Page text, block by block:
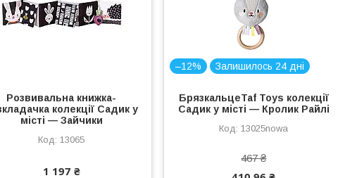
Розвивальна книжка-
колекції Садик у
місті — Зайчики
13065
1 197 ₴
–12% Залишилось 24 дні
БрязкальцеTaf Toys колекції
Садик у місті — Кролик Райлі
13025nowa
467 ₴